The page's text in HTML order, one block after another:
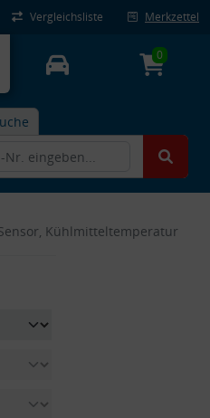
Vergleichsliste Merkzettel
0
Kühlmitteltemperatur